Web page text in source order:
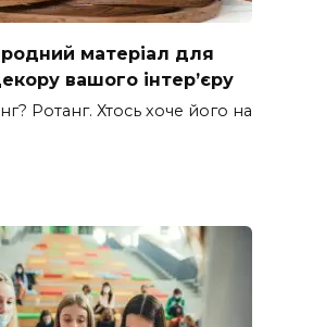
матеріал для
вашого інтер’єру
Ротанг. Хтось хоче його на